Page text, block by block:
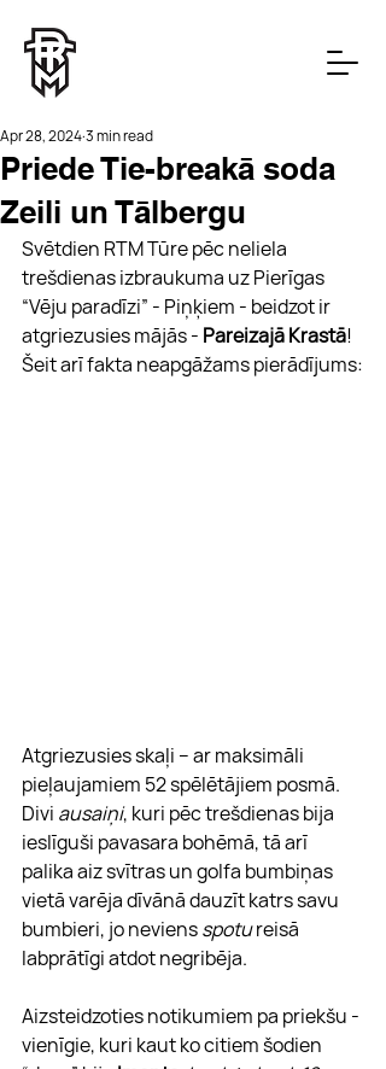
Priede Tie-breakā soda
Zeili un Tālbergu
Apr 28, 20243 min read
Svētdien RTM Tūre pēc neliela
trešdienas izbraukuma uz Pierīgas
“Vēju paradīzi” - Piņķiem - beidzot ir
atgriezusies mājās - Pareizajā Krastā!
Šeit arī fakta neapgāžams pierādījums:
Atgriezusies skaļi – ar maksimāli
pieļaujamiem 52 spēlētājiem posmā.
Divi ausaiņi, kuri pēc trešdienas bija
ieslīguši pavasara bohēmā, tā arī
palika aiz svītras un golfa bumbiņas
vietā varēja dīvānā dauzīt katrs savu
bumbieri, jo neviens spotu reisā
labprātīgi atdot negribēja.
Aizsteidzoties notikumiem pa priekšu -
vienīgie, kuri kaut ko citiem šodien